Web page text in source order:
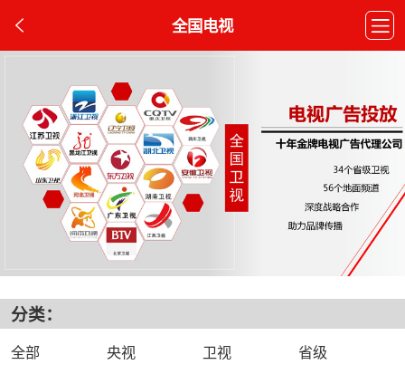
全国电视
分类：
全部 央视 卫视
省级